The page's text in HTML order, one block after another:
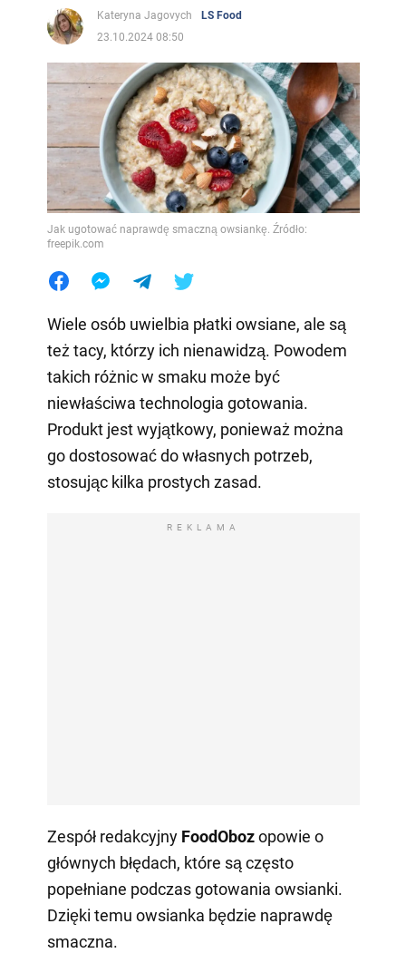
Kateryna Jagovych
LS Food
23.10.2024 08:50
Jak ugotować naprawdę smaczną owsiankę. Źródło:
freepik.com
Wiele osób uwielbia płatki owsiane, ale są
też tacy, którzy ich nienawidzą. Powodem
takich różnic w smaku może być
niewłaściwa technologia gotowania.
Produkt jest wyjątkowy, ponieważ można
go dostosować do własnych potrzeb,
stosując kilka prostych zasad.
REKLAMA
Zespół redakcyjny FoodObozopowie o
głównych błędach, które są często
popełniane podczas gotowania owsianki.
Dzięki temu owsianka będzie naprawdę
smaczna.